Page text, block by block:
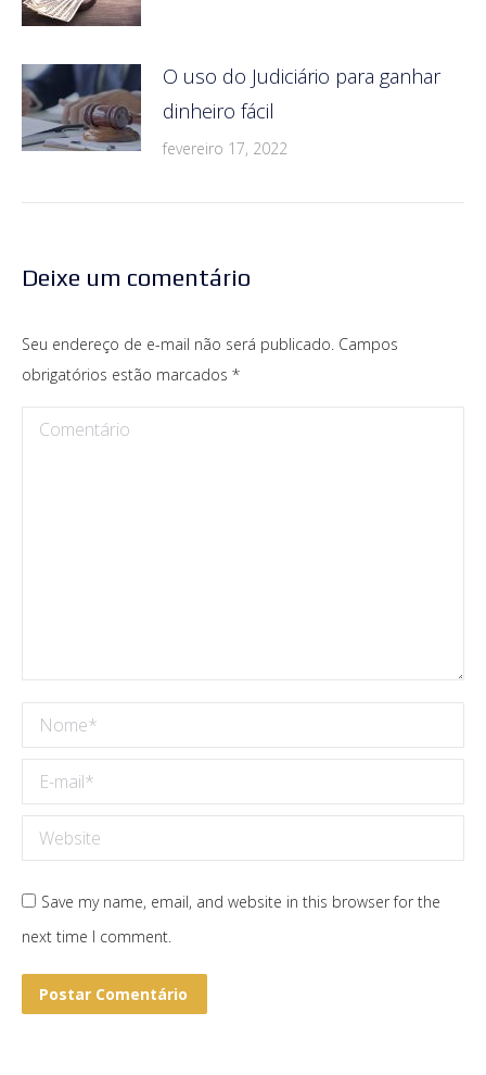
O uso do Judiciário para ganhar
dinheiro fácil
fevereiro 17, 2022
Deixe um comentário
Seu endereço de e-mail não será publicado. Campos
obrigatórios estão marcados *
Comentário
Nome *
E-mail *
Website
Save my name, email, and website in this browser for the
next time I comment.
Postar Comentário